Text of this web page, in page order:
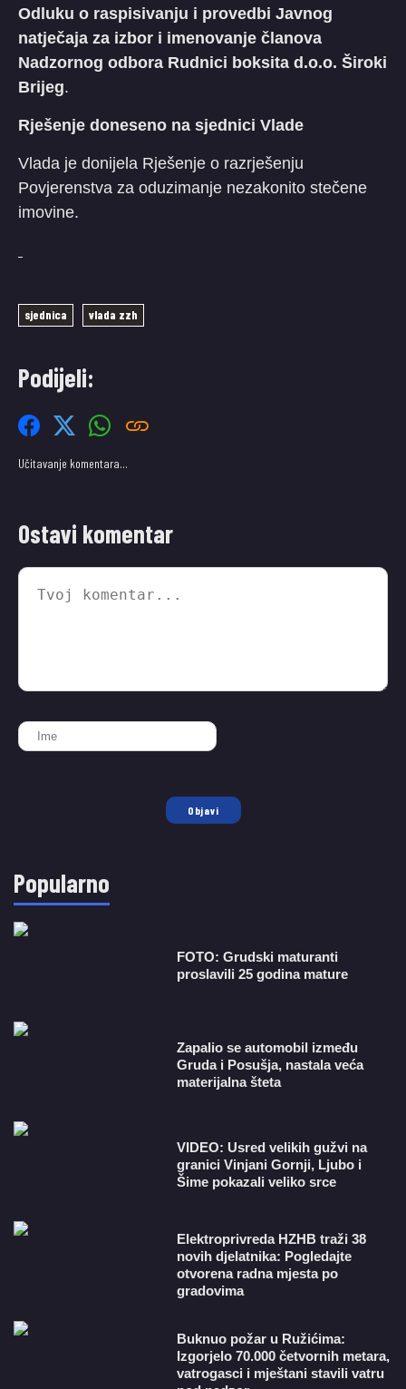
Odluku o raspisivanju i provedbi Javnog
natječaja za izbor i imenovanje članova
Nadzornog odbora Rudnici boksita d.o.o. Široki
Brijeg.
Rješenje doneseno na sjednici Vlade
Vlada je donijela Rješenje o razrješenju
Povjerenstva za oduzimanje nezakonito stečene
imovine.
sjednica vlada zzh
Podijeli:
Učitavanje komentara…
Ostavi komentar
Objavi
Popularno
FOTO: Grudski maturanti
proslavili 25 godina mature
Zapalio se automobil između
Gruda i Posušja, nastala veća
materijalna šteta
VIDEO: Usred velikih gužvi na
granici Vinjani Gornji, Ljubo i
Šime pokazali veliko srce
​Elektroprivreda HZHB traži 38
novih djelatnika: Pogledajte
otvorena radna mjesta po
gradovima
Buknuo požar u Ružićima:
Izgorjelo 70.000 četvornih metara,
vatrogasci i mještani stavili vatru